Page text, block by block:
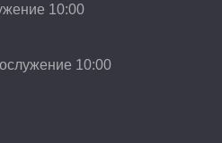
10:00
10:00